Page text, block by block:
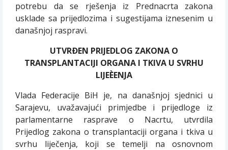
potrebu da se rješenja iz Prednacrta zakona
usklade sa prijedlozima i sugestijama iznesenim u
današnjoj raspravi.
UTVRÐEN PRIJEDLOG ZAKONA O
TRANSPLANTACIJI ORGANA I TKIVA U SVRHU
LIJEÈENJA
Vlada Federacije BiH je, na današnjoj sjednici u
Sarajevu, uvažavajući primjedbe i prijedloge iz
parlamentarne rasprave o Nacrtu, utvrdila
Prijedlog zakona o transplantaciji organa i tkiva u
svrhu liječenja, koji se temelji na osnovnom